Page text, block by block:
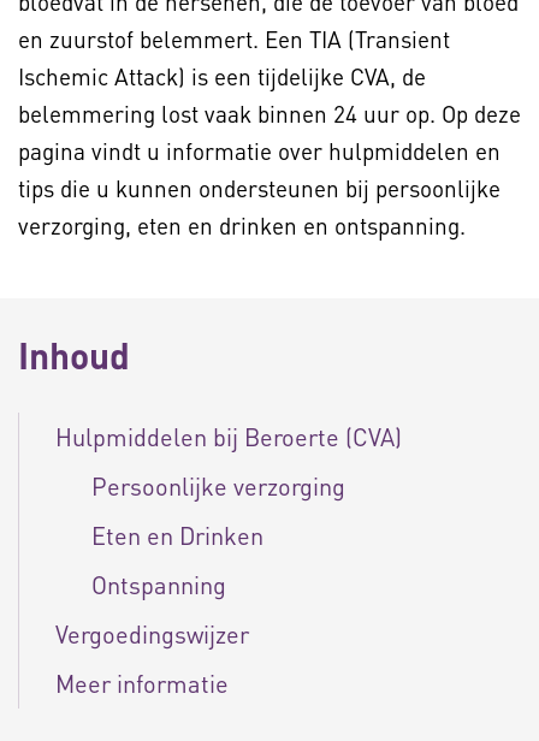
en zuurstof belemmert. Een TIA (Transient
Ischemic Attack) is een tijdelijke CVA, de
belemmering lost vaak binnen 24 uur op. Op deze
pagina vindt u informatie over hulpmiddelen en
tips die u kunnen ondersteunen bij persoonlijke
verzorging, eten en drinken en ontspanning.
Inhoud
Hulpmiddelen bij Beroerte (CVA)
Persoonlijke verzorging
Eten en Drinken
Ontspanning
Vergoedingswijzer
Meer informatie